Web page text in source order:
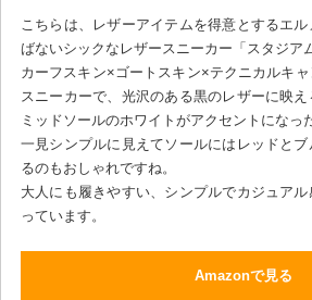
こちらは、レザーアイテムを得意とするエ
ばないシックなレザースニーカー「スタジア
カーフスキン×ゴートスキン×テクニカルキ
スニーカーで、光沢のある黒のレザーに映
ミッドソールのホワイトがアクセントになっ
一見シンプルに見えてソールにはレッドと
るのもおしゃれですね。
大人にも履きやすい、シンプルでカジュア
っています。
Amazonで見る